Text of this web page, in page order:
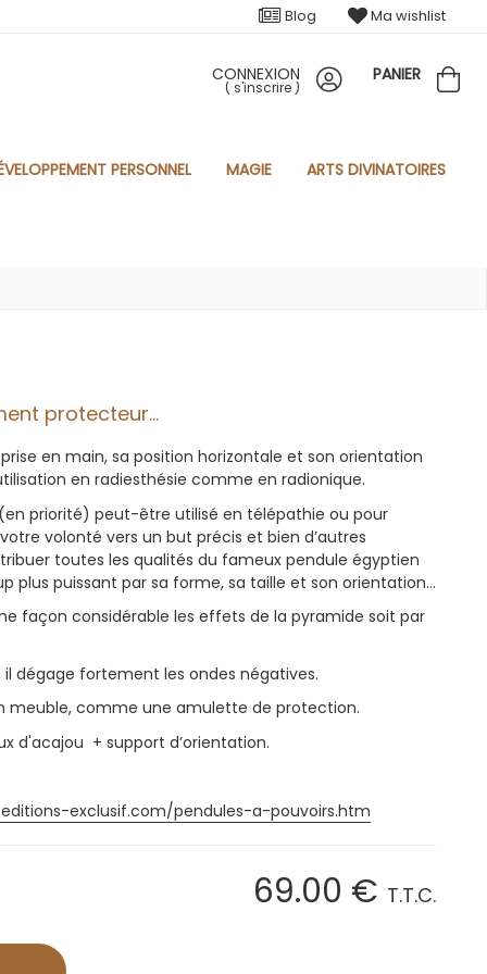
CONNEXION
( s'inscrire )
PANIER
PERSONNEL MAGIE ARTS DIVINATOIRES
protecteur...
en main, sa position horizontale et son orientation
en radiesthésie comme en radionique.
priorité) peut-être utilisé en télépathie ou pour
volonté vers un but précis et bien d’autres
toutes les qualités du fameux pendule égyptien
plus puissant par sa forme, sa taille et son orientation…
façon considérable les effets de la pyramide soit par
dégage fortement les ondes négatives.
meuble, comme une amulette de protection.
d'acajou + support d’orientation.
exclusif.com/pendules-a-pouvoirs.htm
69.00 € T.T.C.
Blog Ma wishlist